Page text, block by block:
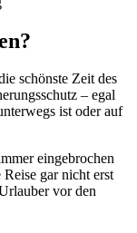
schönste Zeit des
– egal
ist oder auf
eingebrochen
gar nicht erst
vor den